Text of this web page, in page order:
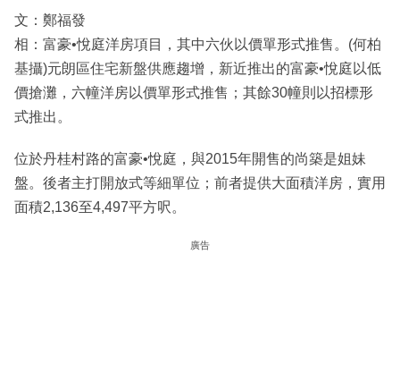
文：鄭福發
相：富豪•悅庭洋房項目，其中六伙以價單形式推售。(何柏
基攝)元朗區住宅新盤供應趨增，新近推出的富豪•悅庭以低
價搶灘，六幢洋房以價單形式推售；其餘30幢則以招標形
式推出。
位於丹桂村路的富豪•悅庭，與2015年開售的尚築是姐妹
盤。後者主打開放式等細單位；前者提供大面積洋房，實用
面積2,136至4,497平方呎。
廣告